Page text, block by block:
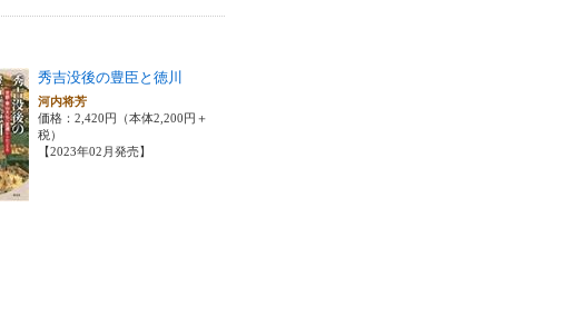
秀吉没後の豊臣と徳川
河内将芳
価格：2,420円（本体2,200円＋
税）
【2023年02月発売】